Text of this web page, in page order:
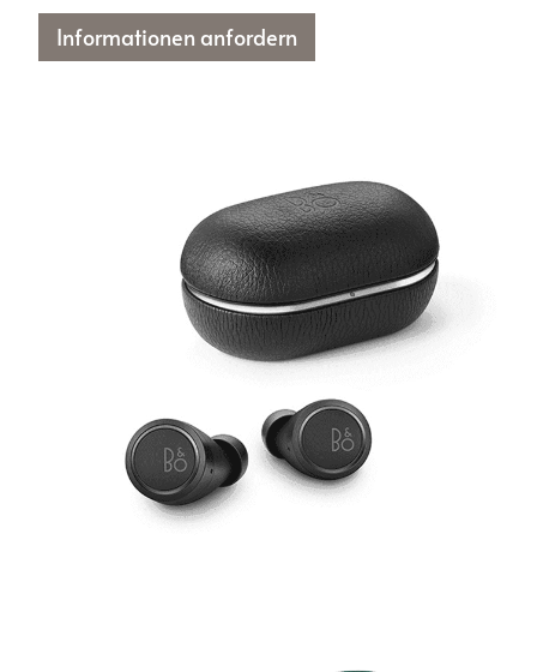
Informationen anfordern